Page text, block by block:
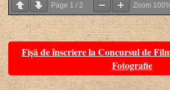
Page 1 / 2 Zoom
Fișă de înscriere la Concursul de
Fotografie